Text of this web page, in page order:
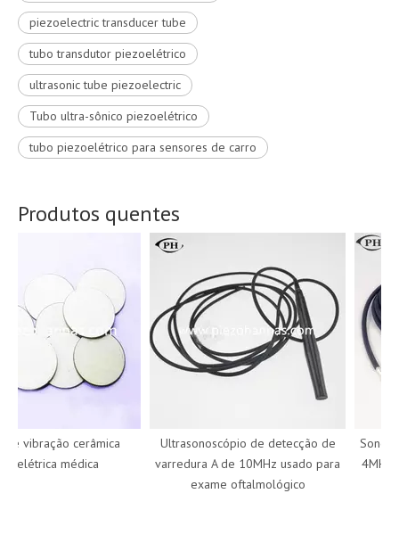
piezoelectric transducer tube
tubo transdutor piezoelétrico
ultrasonic tube piezoelectric
Tubo ultra-sônico piezoelétrico
tubo piezoelétrico para sensores de carro
Produtos quentes
vibração cerâmica
médica
Ultrasonoscópio de detecção de
varredura A de 10MHz usado para
exame oftalmológico
Sonda
4MHz